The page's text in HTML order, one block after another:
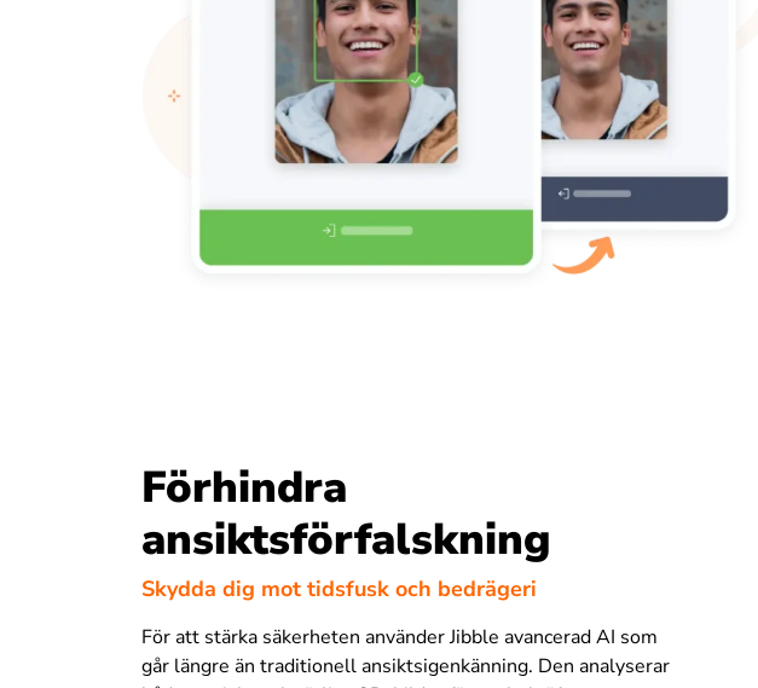
Förhindra
ansiktsförfalskning
Skydda dig mot tidsfusk och bedrägeri
För att stärka säkerheten använder Jibble avancerad AI som
går längre än traditionell ansiktsigenkänning. Den analyserar